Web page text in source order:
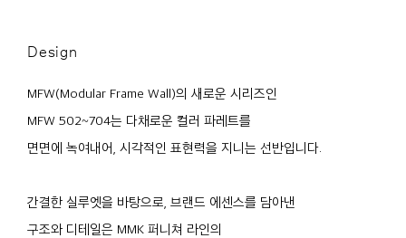
Design
MFW(Modular Frame Wall)의 새로운 시리즈인
MFW 502~704는 다채로운 컬러 파레트를
면면에 녹여내어, 시각적인 표현력을 지니는 선반입니다.
간결한 실루엣을 바탕으로, 브랜드 에센스를 담아낸
구조와 디테일은 MMK 퍼니쳐 라인의